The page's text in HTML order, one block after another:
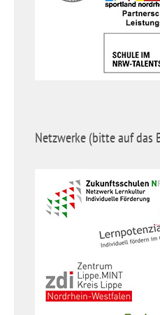
Netzwerke (bitte auf